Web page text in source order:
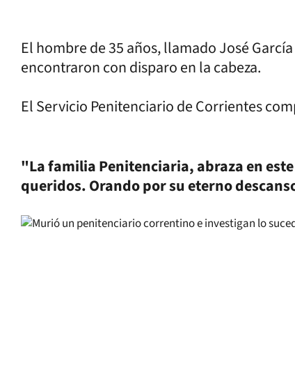
El hombre de 35 años, llamado José
encontraron con disparo en la cabeza.
El Servicio Penitenciario de Corrientes
"La familia Penitenciaria, abraza en
queridos. Orando por su eterno